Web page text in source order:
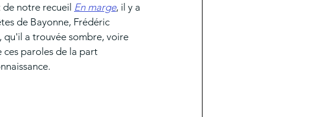
notre recueil En marge, il y a
de Bayonne, Frédéric
qu'il a trouvée sombre, voire
ces paroles de la part